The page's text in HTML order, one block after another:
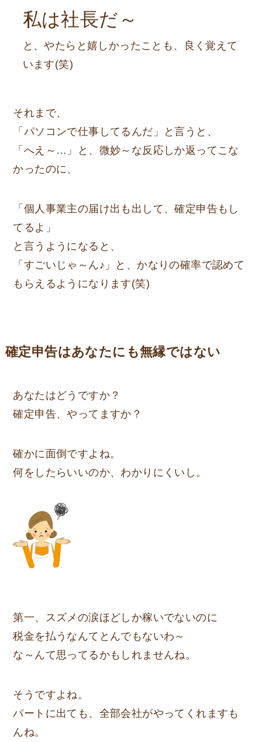
私は社長だ～
と、やたらと嬉しかったことも、良く覚えて
います(笑)
それまで、
「パソコンで仕事してるんだ」と言うと、
「へえ～…」
と、微妙～な反応しか返ってこな
かったのに、
「個人事業主の届け出も出して、確定申告もし
てるよ」
と言うようになると、
「すごいじゃ～ん♪」
と、かなりの確率で認めて
もらえるようになります(笑)
確定申告はあなたにも無縁ではない
あなたはどうですか？
確定申告、やってますか？
確かに面倒ですよね。
何をしたらいいのか、わかりにくいし。
第一、スズメの涙ほどしか稼いでないのに
税金を払うなんてとんでもないわ～
な～んて思ってるかもしれませんね。
そうですよね。
パートに出ても、全部会社がやってくれますも
んね。